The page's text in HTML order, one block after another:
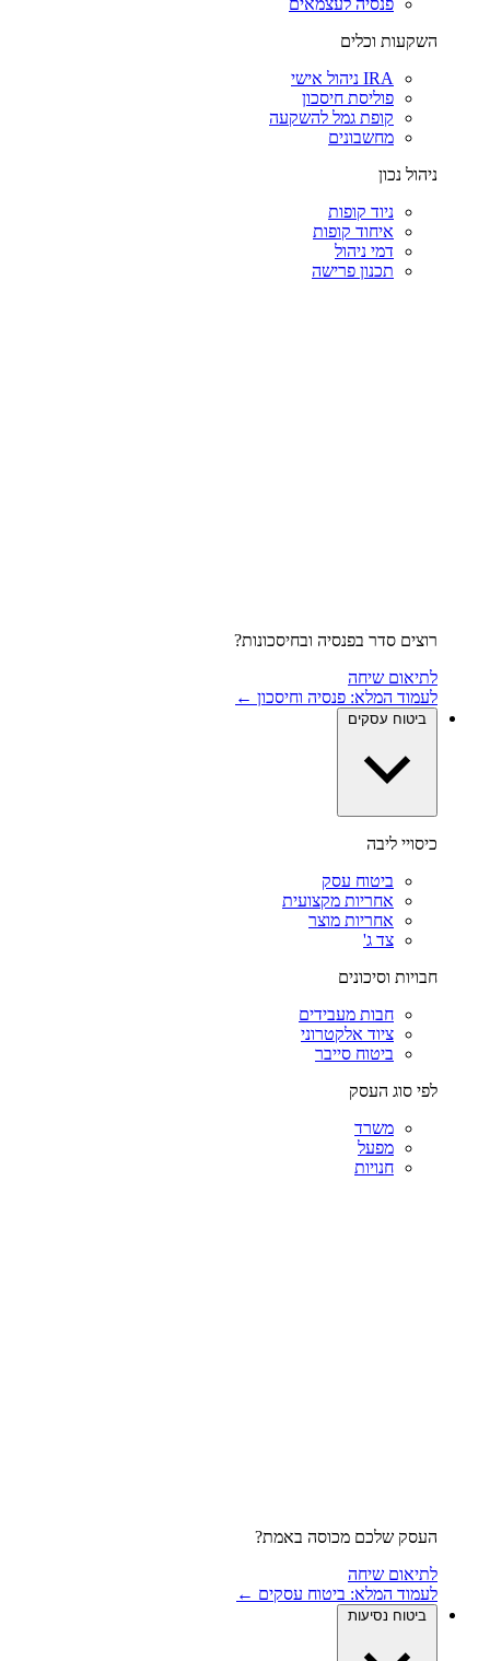
פנסיה לעצמאים
השקעות וכלים
IRA ניהול אישי
פוליסת חיסכון
קופת גמל להשקעה
מחשבונים
ניהול נכון
ניוד קופות
איחוד קופות
דמי ניהול
תכנון פרישה
רוצים סדר בפנסיה ובחיסכונות?
לתיאום שיחה
לעמוד המלא: פנסיה וחיסכון ←
ביטוח עסקים
כיסויי ליבה
ביטוח עסק
אחריות מקצועית
אחריות מוצר
צד ג'
חבויות וסיכונים
חבות מעבידים
ציוד אלקטרוני
ביטוח סייבר
לפי סוג העסק
משרד
מפעל
חנויות
העסק שלכם מכוסה באמת?
לתיאום שיחה
לעמוד המלא: ביטוח עסקים ←
ביטוח נסיעות